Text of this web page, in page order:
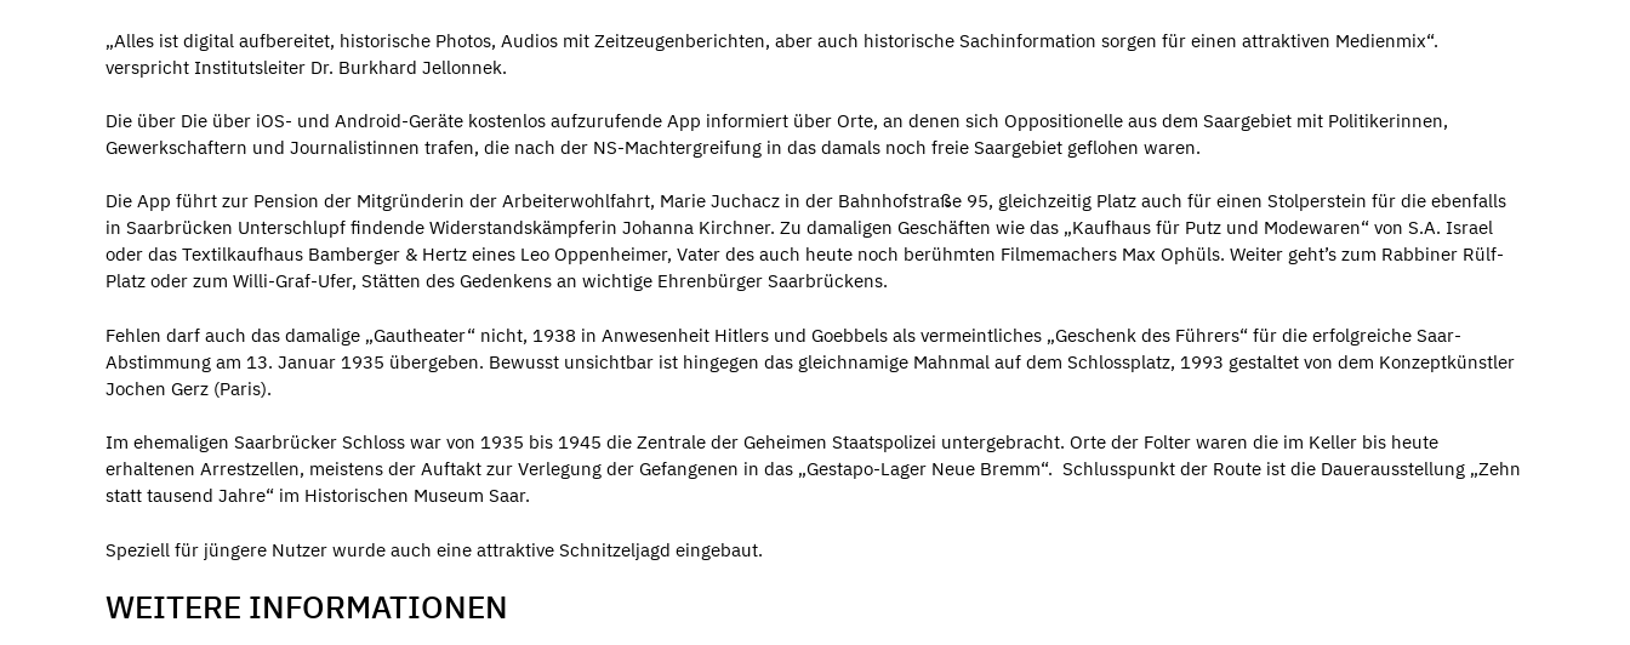
„Alles ist digital aufbereitet, historische Photos, Audios mit Zeitzeugenberichten, aber auch historische Sachinformation sorgen für einen attraktiven Medienmix“.
verspricht Institutsleiter Dr. Burkhard Jellonnek.
Die über Die über iOS- und Android-Geräte kostenlos aufzurufende App informiert über Orte, an denen sich Oppositionelle aus dem Saargebiet mit Politikerinnen,
Gewerkschaftern und Journalistinnen trafen, die nach der NS-Machtergreifung in das damals noch freie Saargebiet geflohen waren.
Die App führt zur Pension der Mitgründerin der Arbeiterwohlfahrt, Marie Juchacz in der Bahnhofstraße 95, gleichzeitig Platz auch für einen Stolperstein für die ebenfalls
in Saarbrücken Unterschlupf findende Widerstandskämpferin Johanna Kirchner. Zu damaligen Geschäften wie das „Kaufhaus für Putz und Modewaren“ von S.A. Israel
oder das Textilkaufhaus Bamberger & Hertz eines Leo Oppenheimer, Vater des auch heute noch berühmten Filmemachers Max Ophüls. Weiter geht’s zum Rabbiner Rülf-
Platz oder zum Willi-Graf-Ufer, Stätten des Gedenkens an wichtige Ehrenbürger Saarbrückens.
Fehlen darf auch das damalige „Gautheater“ nicht, 1938 in Anwesenheit Hitlers und Goebbels als vermeintliches „Geschenk des Führers“ für die erfolgreiche Saar-
Abstimmung am 13. Januar 1935 übergeben. Bewusst unsichtbar ist hingegen das gleichnamige Mahnmal auf dem Schlossplatz, 1993 gestaltet von dem Konzeptkünstler
Jochen Gerz (Paris).
Im ehemaligen Saarbrücker Schloss war von 1935 bis 1945 die Zentrale der Geheimen Staatspolizei untergebracht. Orte der Folter waren die im Keller bis heute
erhaltenen Arrestzellen, meistens der Auftakt zur Verlegung der Gefangenen in das „Gestapo-Lager Neue Bremm“. Schlusspunkt der Route ist die Dauerausstellung „Zehn
statt tausend Jahre“ im Historischen Museum Saar.
Speziell für jüngere Nutzer wurde auch eine attraktive Schnitzeljagd eingebaut.
WEITERE INFORMATIONEN